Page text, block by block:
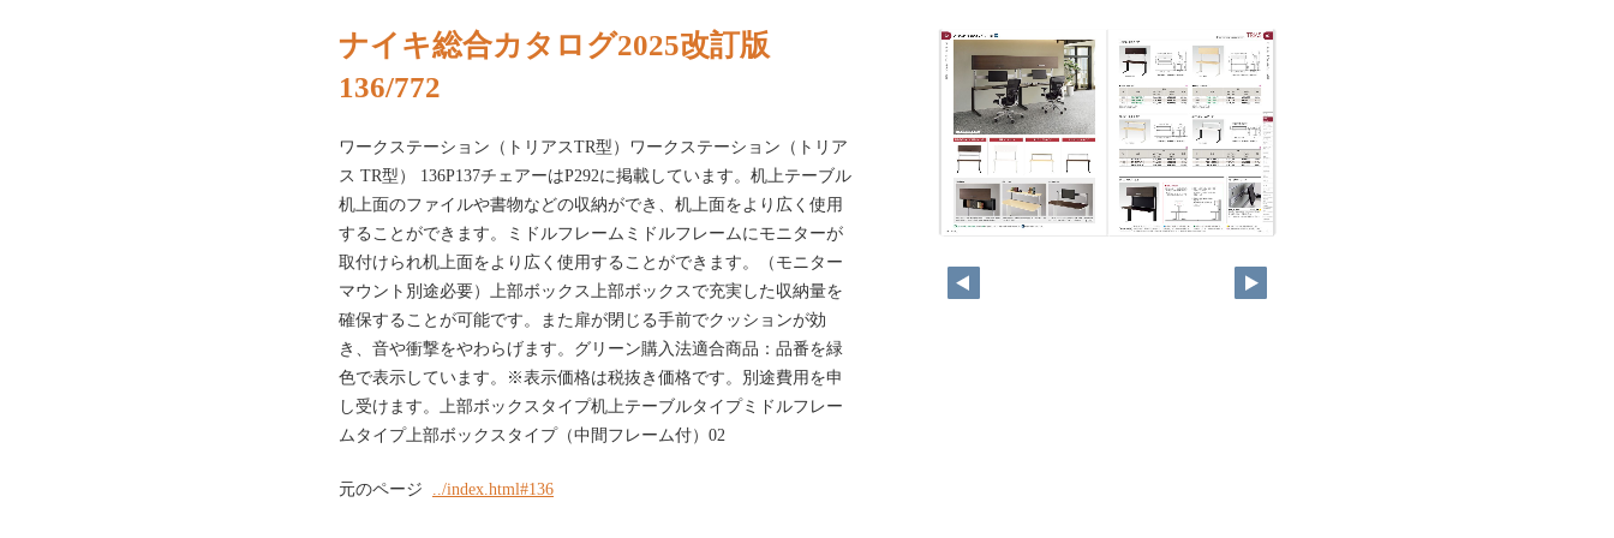
ナイキ総合カタログ2025改訂版
136/772
ワークステーション（トリアスTR型）ワークステーション（トリア
ス TR型） 136P137チェアーはP292に掲載しています。机上テーブル
机上面のファイルや書物などの収納ができ、机上面をより広く使用
することができます。ミドルフレームミドルフレームにモニターが
取付けられ机上面をより広く使用することができます。（モニター
マウント別途必要）上部ボックス上部ボックスで充実した収納量を
確保することが可能です。また扉が閉じる手前でクッションが効
き、音や衝撃をやわらげます。グリーン購入法適合商品：品番を緑
色で表示しています。※表示価格は税抜き価格です。別途費用を申
し受けます。上部ボックスタイプ机上テーブルタイプミドルフレー
ムタイプ上部ボックスタイプ（中間フレーム付）02
元のページ ../index.html#136